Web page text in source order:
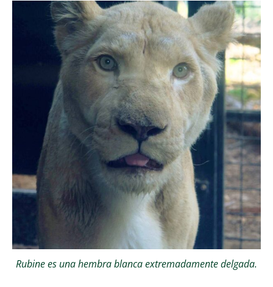
Rubine es una hembra blanca extremadamente delgada.